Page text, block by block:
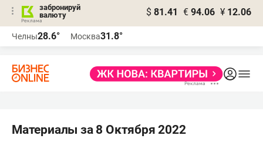
забронируй
валюту
$ 81.41 € 94.06 ¥ 12.06
Челны28.6° Москва31.8°
Материалы за 8 Октября 2022